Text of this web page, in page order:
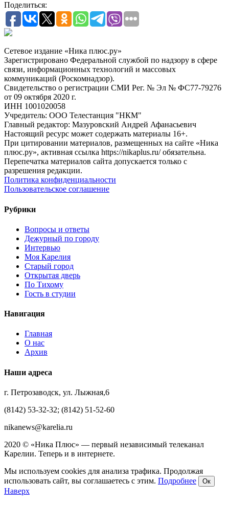
Поделиться:
Сетевое издание «Ника плюс.ру»
Зарегистрировано Федеральной службой по надзору в сфере
связи, информационных технологий и массовых
коммуникаций (Роскомнадзор).
Свидетельство о регистрации СМИ Рег. № Эл № ФС77-79276
от 09 октября 2020 г.
ИНН 1001020058
Учредитель: ООО Телестанция "НКМ"
Главный редактор: Мазуровский Андрей Афанасьевич
Настоящий ресурс может содержать материалы 16+.
При цитировании материалов, размещенных на сайте «Ника
плюс.ру», активная ссылка https://nikaplus.ru/ обязательна.
Перепечатка материалов сайта допускается только с
разрешения редакции.
Политика конфиденциальности
Пользовательское соглашение
Рубрики
Вопросы и ответы
Дежурный по городу
Интервью
Моя Карелия
Старый город
Открытая дверь
По Тихому
Гость в студии
Навигация
Главная
О нас
Архив
Наши адреса
г. Петрозаводск, ул. Лыжная,6
(8142) 53-32-32; (8142) 51-52-60
nikanews@karelia.ru
2020 © «Ника Плюс» — первый независимый телеканал
Карелии. Теперь и в интернете.
Мы используем cookies для анализа трафика. Продолжая
использовать сайт, вы соглашаетесь с этим. Подробнее Ок
Наверх